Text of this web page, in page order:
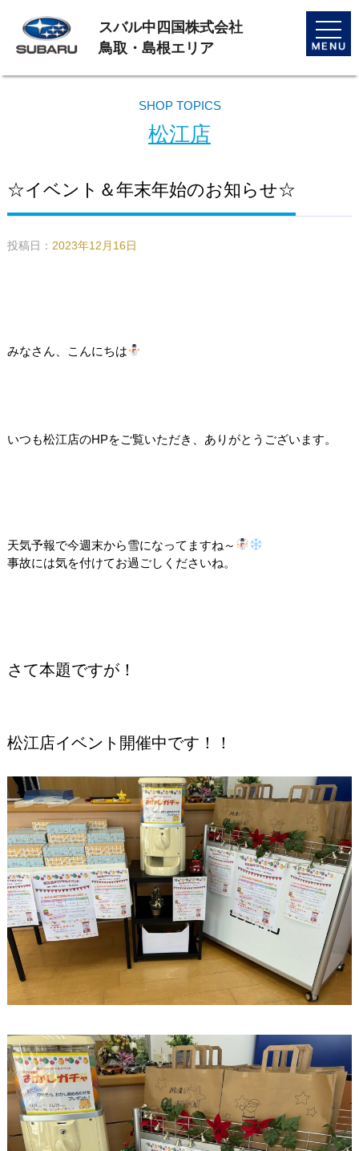
toggle
スバル中四国株式会社
鳥取・島根エリア
SHOP TOPICS
松江店
☆イベント＆年末年始のお知らせ☆
投稿日： 2023年12月16日
みなさん、こんにちは
いつも松江店のHPをご覧いただき、ありがとうございます。
天気予報で今週末から雪になってますね～
事故には気を付けてお過ごしくださいね。
さて本題ですが！
松江店イベント開催中です！！